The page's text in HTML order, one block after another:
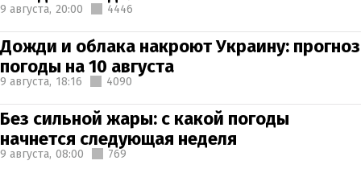
9 августа, 20:00 4446
Дожди и облака накроют Украину: прогноз
погоды на 10 августа
9 августа, 18:16 4090
Без сильной жары: с какой погоды
начнется следующая неделя
9 августа, 08:00 769